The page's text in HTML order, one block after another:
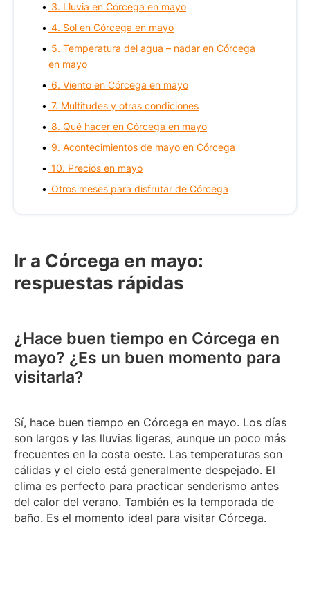
3. Lluvia en Córcega en mayo
4. Sol en Córcega en mayo
5. Temperatura del agua – nadar en Córcega
en mayo
6. Viento en Córcega en mayo
7. Multitudes y otras condiciones
8. Qué hacer en Córcega en mayo
9. Acontecimientos de mayo en Córcega
10. Precios en mayo
Otros meses para disfrutar de Córcega
Ir a Córcega en mayo:
respuestas rápidas
¿Hace buen tiempo en Córcega en
mayo? ¿Es un buen momento para
visitarla?
Sí, hace buen tiempo en Córcega en mayo. Los días
son largos y las lluvias ligeras, aunque un poco más
frecuentes en la costa oeste. Las temperaturas son
cálidas y el cielo está generalmente despejado. El
clima es perfecto para practicar senderismo antes
del calor del verano. También es la temporada de
baño. Es el momento ideal para visitar Córcega.